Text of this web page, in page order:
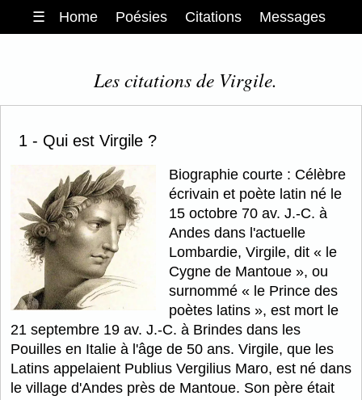
☰ Home Poésies Citations Messages
Les citations de Virgile.
1 - Qui est Virgile ?
Biographie courte : Célèbre
écrivain et poète latin né le
15 octobre 70 av. J.-C. à
Andes dans l'actuelle
Lombardie, Virgile, dit « le
Cygne de Mantoue », ou
surnommé « le Prince des
poètes latins », est mort le
21 septembre 19 av. J.-C. à Brindes dans les
Pouilles en Italie à l'âge de 50 ans. Virgile, que les
Latins appelaient Publius Vergilius Maro, est né dans
le village d'Andes près de Mantoue. Son père était